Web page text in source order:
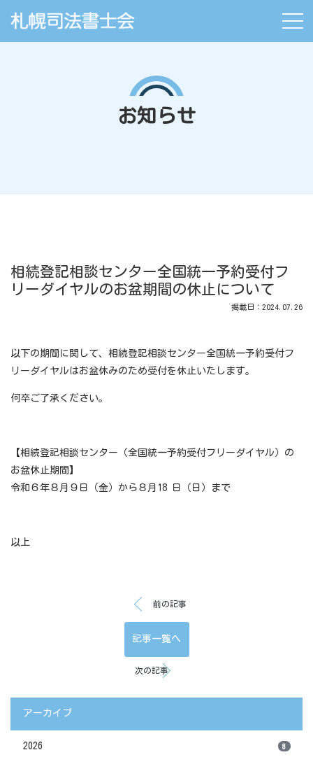
お知らせ
相続登記相談センター全国統一予約受付フ
リーダイヤルのお盆期間の休止について
掲載日：2024.07.26
以下の期間に関して、相続登記相談センター全国統一予約受付フ
リーダイヤルはお盆休みのため受付を休止いたします。
何卒ご了承ください。
【相続登記相談センター（全国統一予約受付フリーダイヤル）の
お盆休止期間】
令和６年８月９日（金）から８月18 日（日）まで
以上
前の記事
記事一覧へ
次の記事
アーカイブ
2026 8